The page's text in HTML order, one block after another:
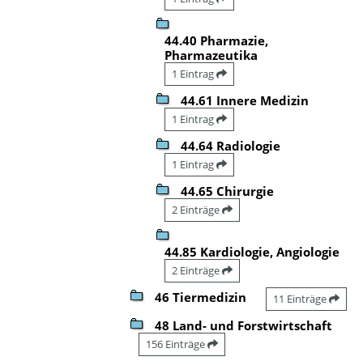
44.40 Pharmazie,
Pharmazeutika
1 Eintrag
44.61 Innere Medizin
1 Eintrag
44.64 Radiologie
1 Eintrag
44.65 Chirurgie
2 Einträge
44.85 Kardiologie, Angiologie
2 Einträge
46 Tiermedizin 11 Einträge
48 Land- und Forstwirtschaft
156 Einträge